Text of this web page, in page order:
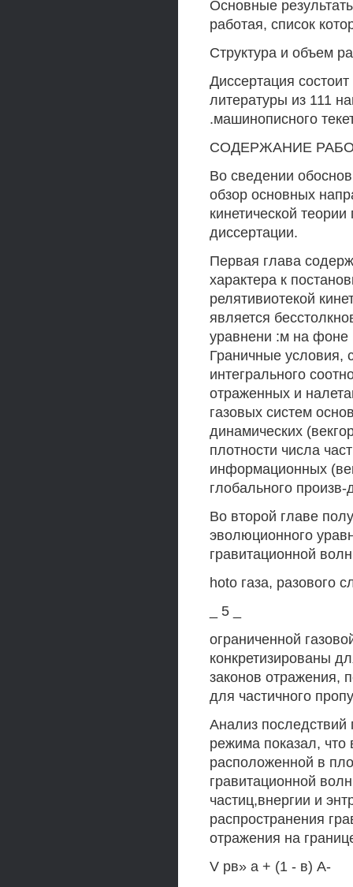
Основные
работая, список
Структура и объем
Диссертация
литературы из 111
.машинописного
СОДЕРЖАНИЕ
Во сведении
обзор основных
кинетической
диссертации.
Первая глава
характера к
релятивиотекой
является
уравнени :м на фоне
Граничные условия,
интегрального
отраженных и
газовых систем
динамических
плотности числа
информационных
глобального произв-
Во второй главе
эволюционного
гравитационной
hoto газа, разового
_ 5 _
ограниченной
конкретизированы
законов отражения,
для частичного
Анализ последствий
режима показал,
расположенной в
гравитационной
частиц,внергии и
распространения
отражения на
V рв» а + (1 - в) А-